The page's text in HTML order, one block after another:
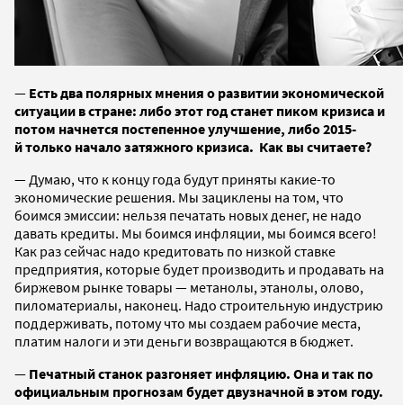
— Есть два полярных мнения о развитии экономической
ситуации в стране: либо этот год станет пиком кризиса и
потом начнется постепенное улучшение, либо 2015-
йтолько начало затяжного кризиса. Как вы считаете?
— Думаю, что к концу года будут приняты какие-то
экономические решения. Мы зациклены на том, что
боимся эмиссии: нельзя печатать новых денег, не надо
давать кредиты. Мы боимся инфляции, мы боимся всего!
Как раз сейчас надо кредитовать по низкой ставке
предприятия, которые будет производить и продавать на
биржевом рынке товары — метанолы, этанолы, олово,
пиломатериалы, наконец. Надо строительную индустрию
поддерживать, потому что мы создаем рабочие места,
платим налоги и эти деньги возвращаются в бюджет.
— Печатный станок разгоняет инфляцию. Она и так по
официальным прогнозам будет двузначной в этом году.